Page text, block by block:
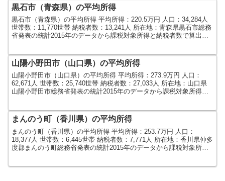
黒石市（青森県）の平均所得
黒石市（青森県）の平均所得 平均所得：220.5万円 人口：34,284人
世帯数：11,770世帯 納税者数：13,241人 所在地：青森県黒石市総務
省発表の統計2015年のデータから課税対象所得と納税者数で算出し
山陽小野田市（山口県）の平均所得
山陽小野田市（山口県）の平均所得 平均所得：273.9万円 人口：
62,671人 世帯数：25,740世帯 納税者数：27,033人 所在地：山口県
山陽小野田市総務省発表の統計2015年のデータから課税対象所得と
まんのう町（香川県）の平均所得
まんのう町（香川県）の平均所得 平均所得：253.7万円 人口：
18,377人 世帯数：6,445世帯 納税者数：7,771人 所在地：香川県仲多
度郡まんのう町総務省発表の統計2015年のデータから課税対象所得